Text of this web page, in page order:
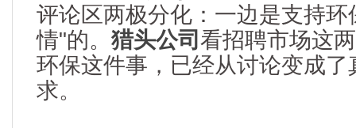
评论区两极分化：一边是支持
情"的。 猎头公司看招聘市场这
环保这件事，已经从讨论变成
求。